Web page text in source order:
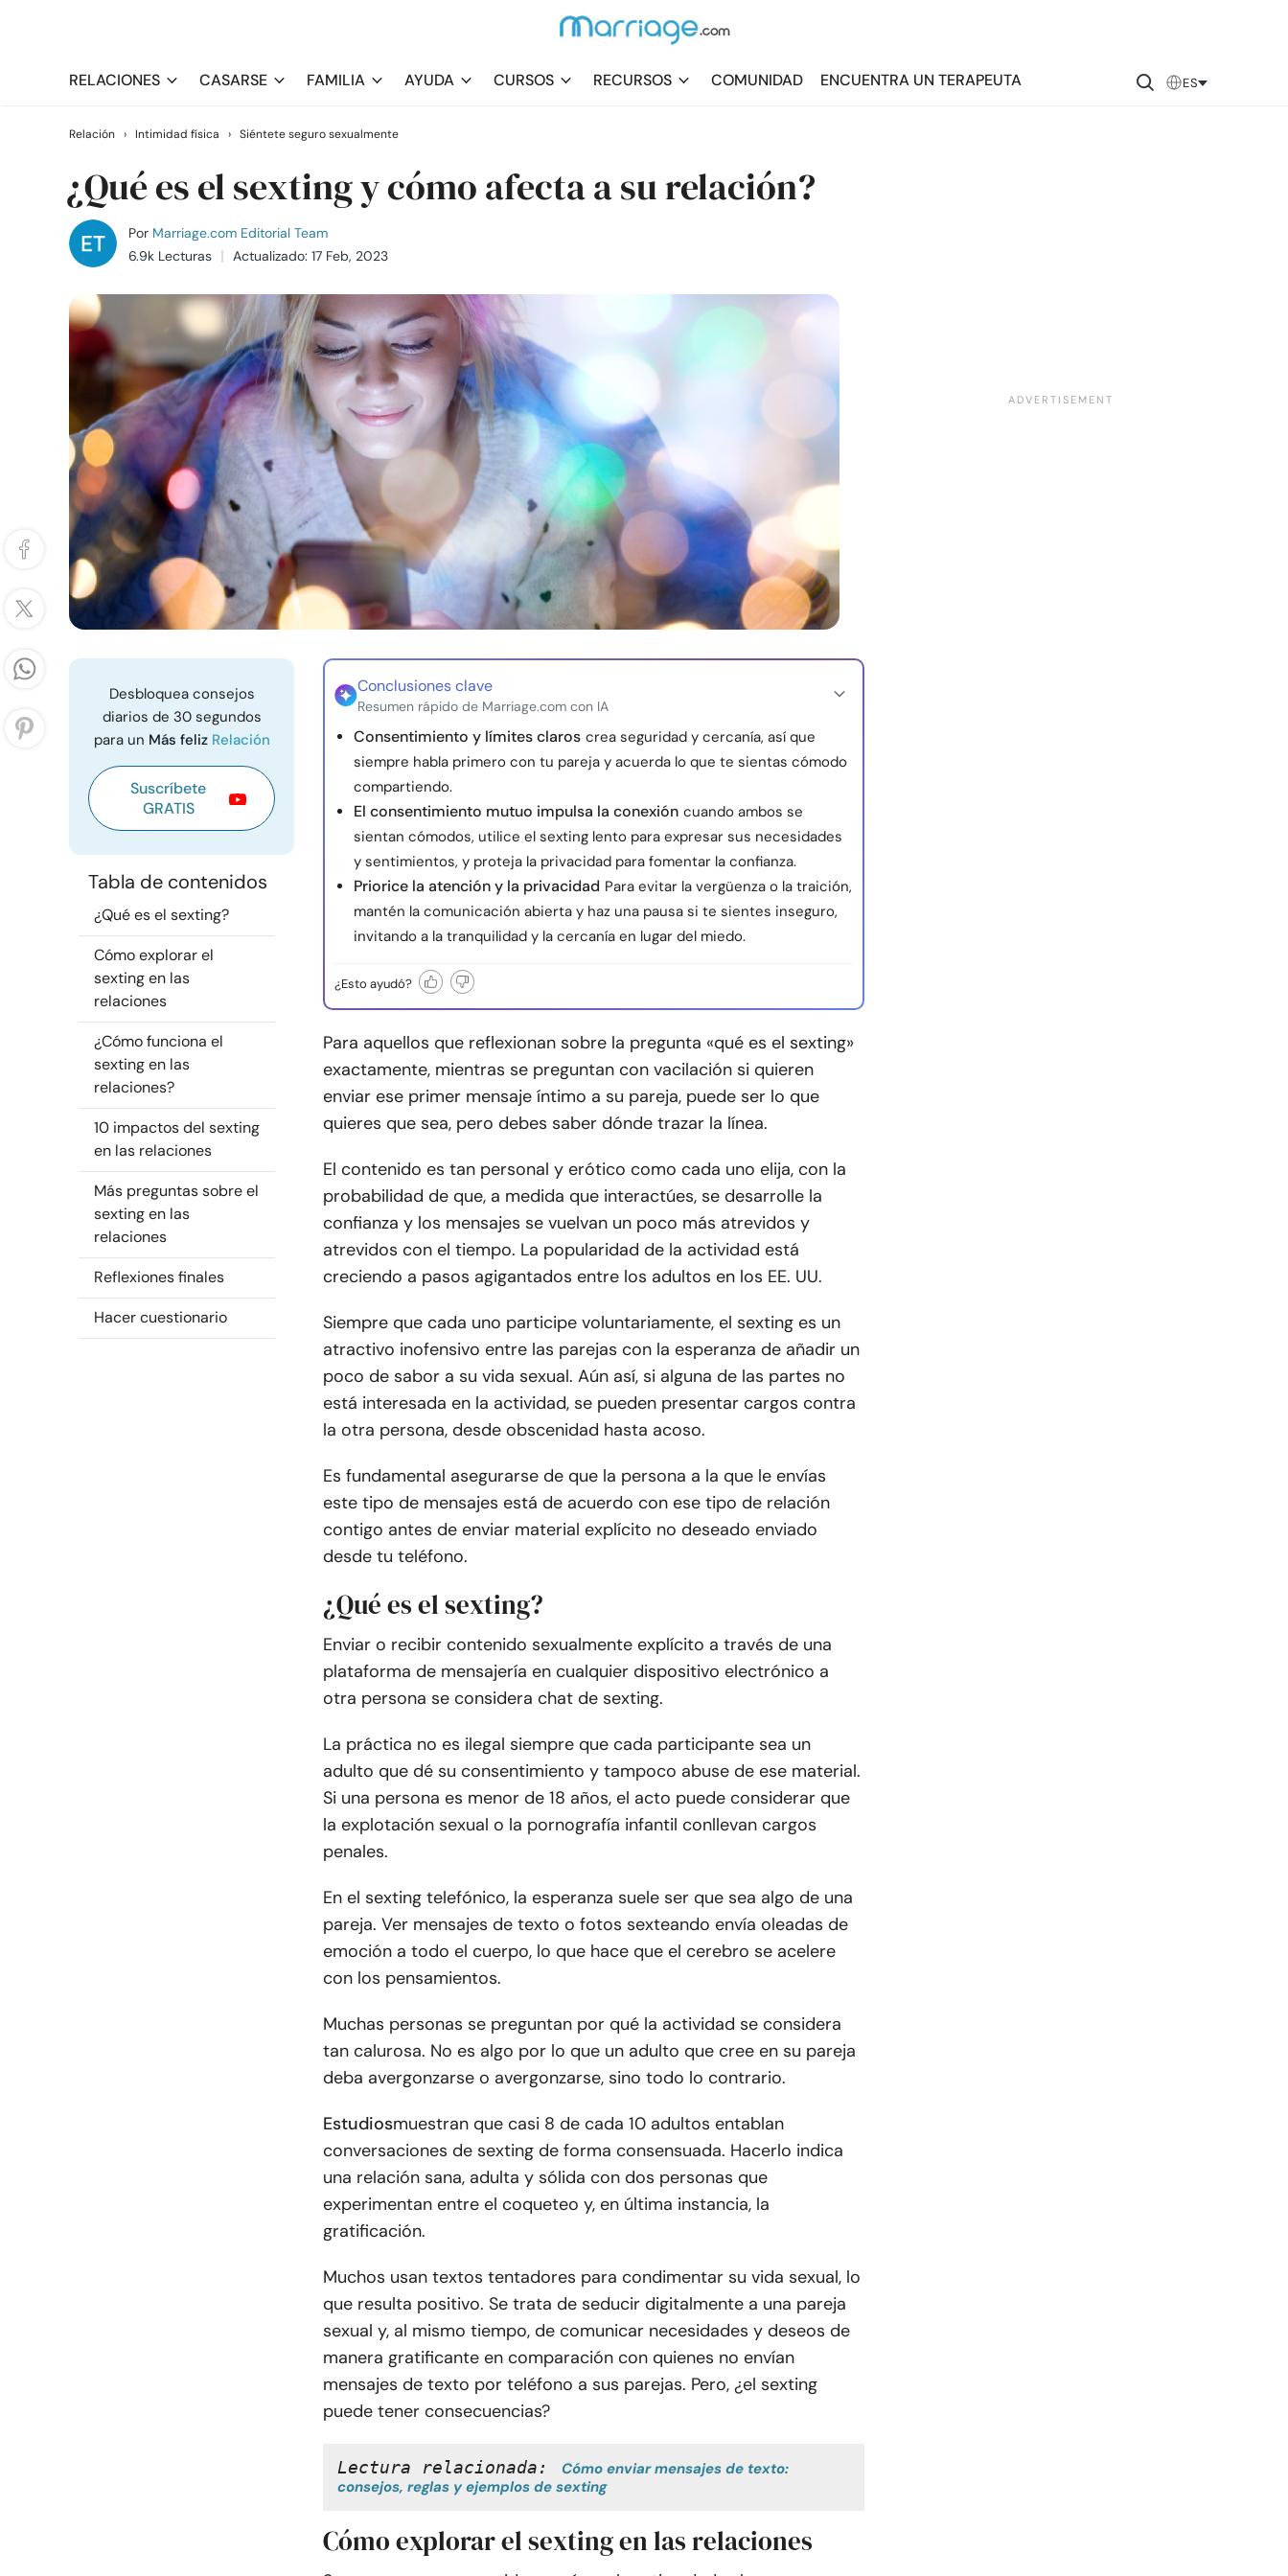
RELACIONES CASARSE FAMILIA AYUDA CURSOS RECURSOS COMUNIDAD ENCUENTRA UN TERAPEUTA ES
Relación › Intimidad física › Siéntete seguro sexualmente
¿Qué es el sexting y cómo afecta a su relación?
Por Marriage.com Editorial Team
6.9k Lecturas
Actualizado: 17 Feb, 2023
Desbloquea consejos
diarios de 30 segundos
para un Más feliz Relación
Suscríbete
GRATIS
Tabla de contenidos
¿Qué es el sexting?
Cómo explorar el
sexting en las
relaciones
¿Cómo funciona el
sexting en las
relaciones?
10 impactos del sexting
en las relaciones
Más preguntas sobre el
sexting en las
relaciones
Reflexiones finales
Hacer cuestionario
Conclusiones clave
Resumen rápido de Marriage.com con IA
Consentimiento y límites claros crea seguridad y cercanía, así que
siempre habla primero con tu pareja y acuerda lo que te sientas cómodo
compartiendo.
El consentimiento mutuo impulsa la conexión cuando ambos se
sientan cómodos, utilice el sexting lento para expresar sus necesidades
y sentimientos, y proteja la privacidad para fomentar la confianza.
Priorice la atención y la privacidad Para evitar la vergüenza o la traición,
mantén la comunicación abierta y haz una pausa si te sientes inseguro,
invitando a la tranquilidad y la cercanía en lugar del miedo.
¿Esto ayudó?
Para aquellos que reflexionan sobre la pregunta «qué es el sexting»
exactamente, mientras se preguntan con vacilación si quieren
enviar ese primer mensaje íntimo a su pareja, puede ser lo que
quieres que sea, pero debes saber dónde trazar la línea.
El contenido es tan personal y erótico como cada uno elija, con la
probabilidad de que, a medida que interactúes, se desarrolle la
confianza y los mensajes se vuelvan un poco más atrevidos y
atrevidos con el tiempo. La popularidad de la actividad está
creciendo a pasos agigantados entre los adultos en los EE. UU.
Siempre que cada uno participe voluntariamente, el sexting es un
atractivo inofensivo entre las parejas con la esperanza de añadir un
poco de sabor a su vida sexual. Aún así, si alguna de las partes no
está interesada en la actividad, se pueden presentar cargos contra
la otra persona, desde obscenidad hasta acoso.
Es fundamental asegurarse de que la persona a la que le envías
este tipo de mensajes está de acuerdo con ese tipo de relación
contigo antes de enviar material explícito no deseado enviado
desde tu teléfono.
¿Qué es el sexting?
Enviar o recibir contenido sexualmente explícito a través de una
plataforma de mensajería en cualquier dispositivo electrónico a
otra persona se considera chat de sexting.
La práctica no es ilegal siempre que cada participante sea un
adulto que dé su consentimiento y tampoco abuse de ese material.
Si una persona es menor de 18 años, el acto puede considerar que
la explotación sexual o la pornografía infantil conllevan cargos
penales.
En el sexting telefónico, la esperanza suele ser que sea algo de una
pareja. Ver mensajes de texto o fotos sexteando envía oleadas de
emoción a todo el cuerpo, lo que hace que el cerebro se acelere
con los pensamientos.
Muchas personas se preguntan por qué la actividad se considera
tan calurosa. No es algo por lo que un adulto que cree en su pareja
deba avergonzarse o avergonzarse, sino todo lo contrario.
Estudiosmuestran que casi 8 de cada 10 adultos entablan
conversaciones de sexting de forma consensuada. Hacerlo indica
una relación sana, adulta y sólida con dos personas que
experimentan entre el coqueteo y, en última instancia, la
gratificación.
Muchos usan textos tentadores para condimentar su vida sexual, lo
que resulta positivo. Se trata de seducir digitalmente a una pareja
sexual y, al mismo tiempo, de comunicar necesidades y deseos de
manera gratificante en comparación con quienes no envían
mensajes de texto por teléfono a sus parejas. Pero, ¿el sexting
puede tener consecuencias?
Lectura relacionada:
Cómo enviar mensajes de texto:
consejos, reglas y ejemplos de sexting
Cómo explorar el sexting en las relaciones